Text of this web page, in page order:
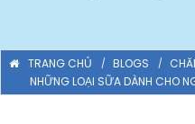
TRANG CHỦ BLOGS
NHỮNG LOẠI SỮA DÀNH CHO